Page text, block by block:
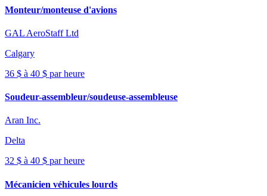
Monteur/monteuse d'avions
GAL AeroStaff Ltd
Calgary
36 $ à 40 $ par heure
Soudeur-assembleur/soudeuse-assembleuse
Aran Inc.
Delta
32 $ à 40 $ par heure
Mécanicien véhicules lourds